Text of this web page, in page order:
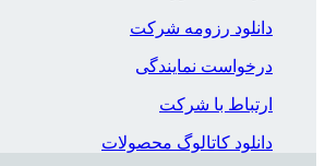
دانلود رزومه شرکت
درخواست نمایندگی
ارتباط با شرکت
دانلود کاتالوگ محصولات